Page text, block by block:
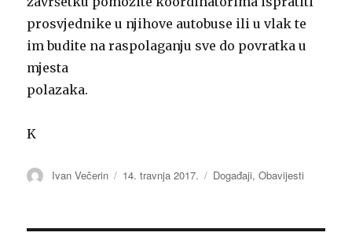
prosvjednike u njihove autobuse ili u vlak te
im budite na raspolaganju sve do povratka u
mjesta
polazaka.
K
Autor
Ivan Večerin
Objavljeno
14. travnja 2017. Kategorije
Događaji,Obavijesti